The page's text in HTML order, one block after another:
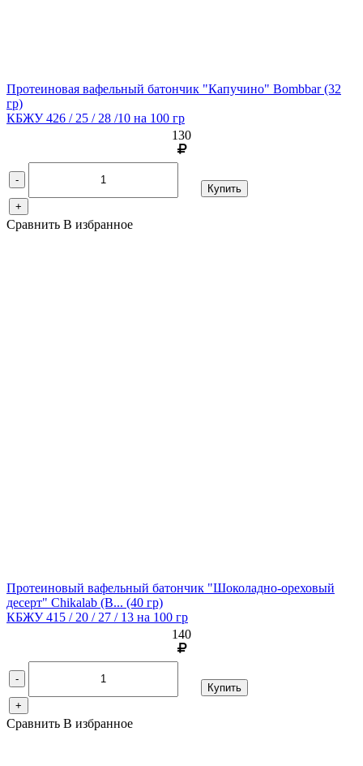
Протеиновая вафельный батончик "Капучино" Bombbar(32
гр)
КБЖУ 426 / 25 / 28 /10 на 100 гр
130
-
+
Купить
Сравнить В избранное
Протеиновый вафельный батончик "Шоколадно-ореховый
десерт" Chikalab (B... (40 гр)
КБЖУ 415 / 20 / 27 / 13 на 100 гр
140
-
+
Купить
Сравнить В избранное